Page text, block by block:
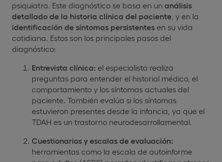
psiquiatra. Este diagnóstico se basa en un análisis
detallado de la historia clínica del paciente , y en la
identificación de síntomas persistentes en su vida
cotidiana. Estos son los principales pasos del
diagnóstico:
Entrevista clínica: el especialista realiza
preguntas para entender el historial médico, el
comportamiento y los síntomas actuales del
paciente. También evalúa si los síntomas
estuvieron presentes desde la infancia, ya que el
TDAH es un trastorno neurodesarrollamental.
Cuestionarios y escalas de evaluación:
herramientas como la escala de autoinforme